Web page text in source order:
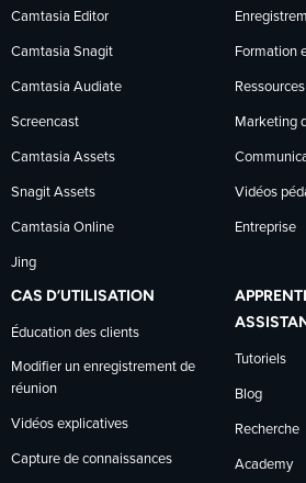
sursur
Camtasia Editor
Camtasia Snagit
Camtasia Audiate
Screencast
Camtasia Assets
Snagit Assets
Camtasia Online
Jing
Formation
Marketing
Vidéos
Entreprise
CAS D’UTILISATION
Éducation des clients
Modifier un enregistrement de
réunion
Vidéos explicatives
Capture de connaissances
Tutoriels
Blog
Recherche
Academy